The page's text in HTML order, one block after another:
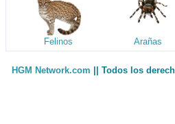
Felinos Arañas
HGM Network.com || Todos los